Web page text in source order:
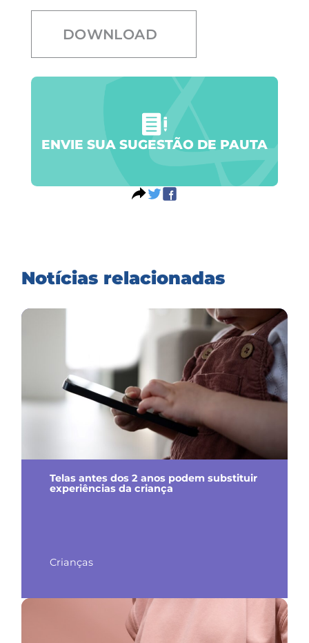
DOWNLOAD
ENVIE SUA SUGESTÃO DE PAUTA
Notícias relacionadas
Telas antes dos 2 anos podem substituir
experiências da criança
Crianças